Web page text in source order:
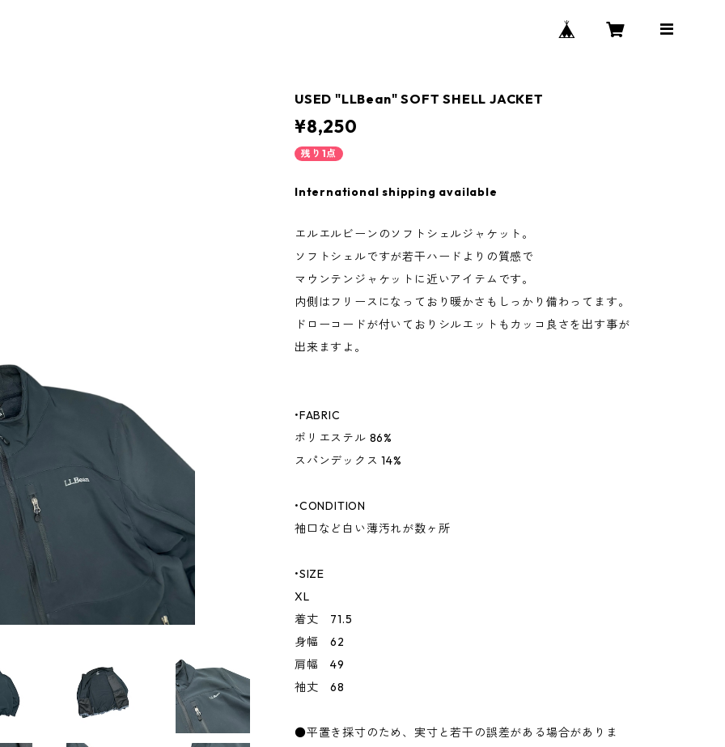
USED "LLBean" SOFT SHELL JACKET
¥8,250
残り1点
International shipping available
エルエルビーンのソフトシェルジャケット。
ソフトシェルですが若干ハードよりの質感で
マウンテンジャケットに近いアイテムです。
内側はフリースになっており暖かさもしっかり備わってます。
ドローコードが付いておりシルエットもカッコ良さを出す事が
出来ますよ。
•FABRIC
ポリエステル 86%
スパンデックス 14%
•CONDITION
袖口など白い薄汚れが数ヶ所
•SIZE
XL
着丈 71.5
身幅 62
肩幅 49
袖丈 68
●平置き採寸のため、実寸と若干の誤差がある場合がありま